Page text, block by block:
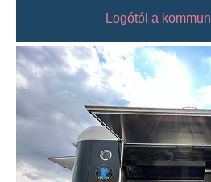
Logótól a